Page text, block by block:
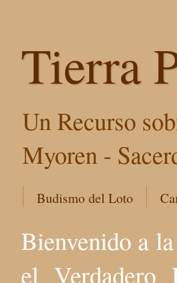
Tierra
Un Recurso
Myoren -
Budismo del Loto
Bienvenido a
el